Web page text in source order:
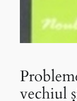
vechiul